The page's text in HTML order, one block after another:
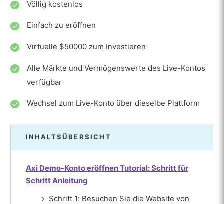
Völlig kostenlos
Einfach zu eröffnen
Virtuelle $50000 zum Investieren
Alle Märkte und Vermögenswerte des Live-Kontos
verfügbar
Wechsel zum Live-Konto über dieselbe Plattform
INHALTSÜBERSICHT
Axi Demo-Konto eröffnen Tutorial: Schritt für
Schritt Anleitung
Schritt 1: Besuchen Sie die Website von